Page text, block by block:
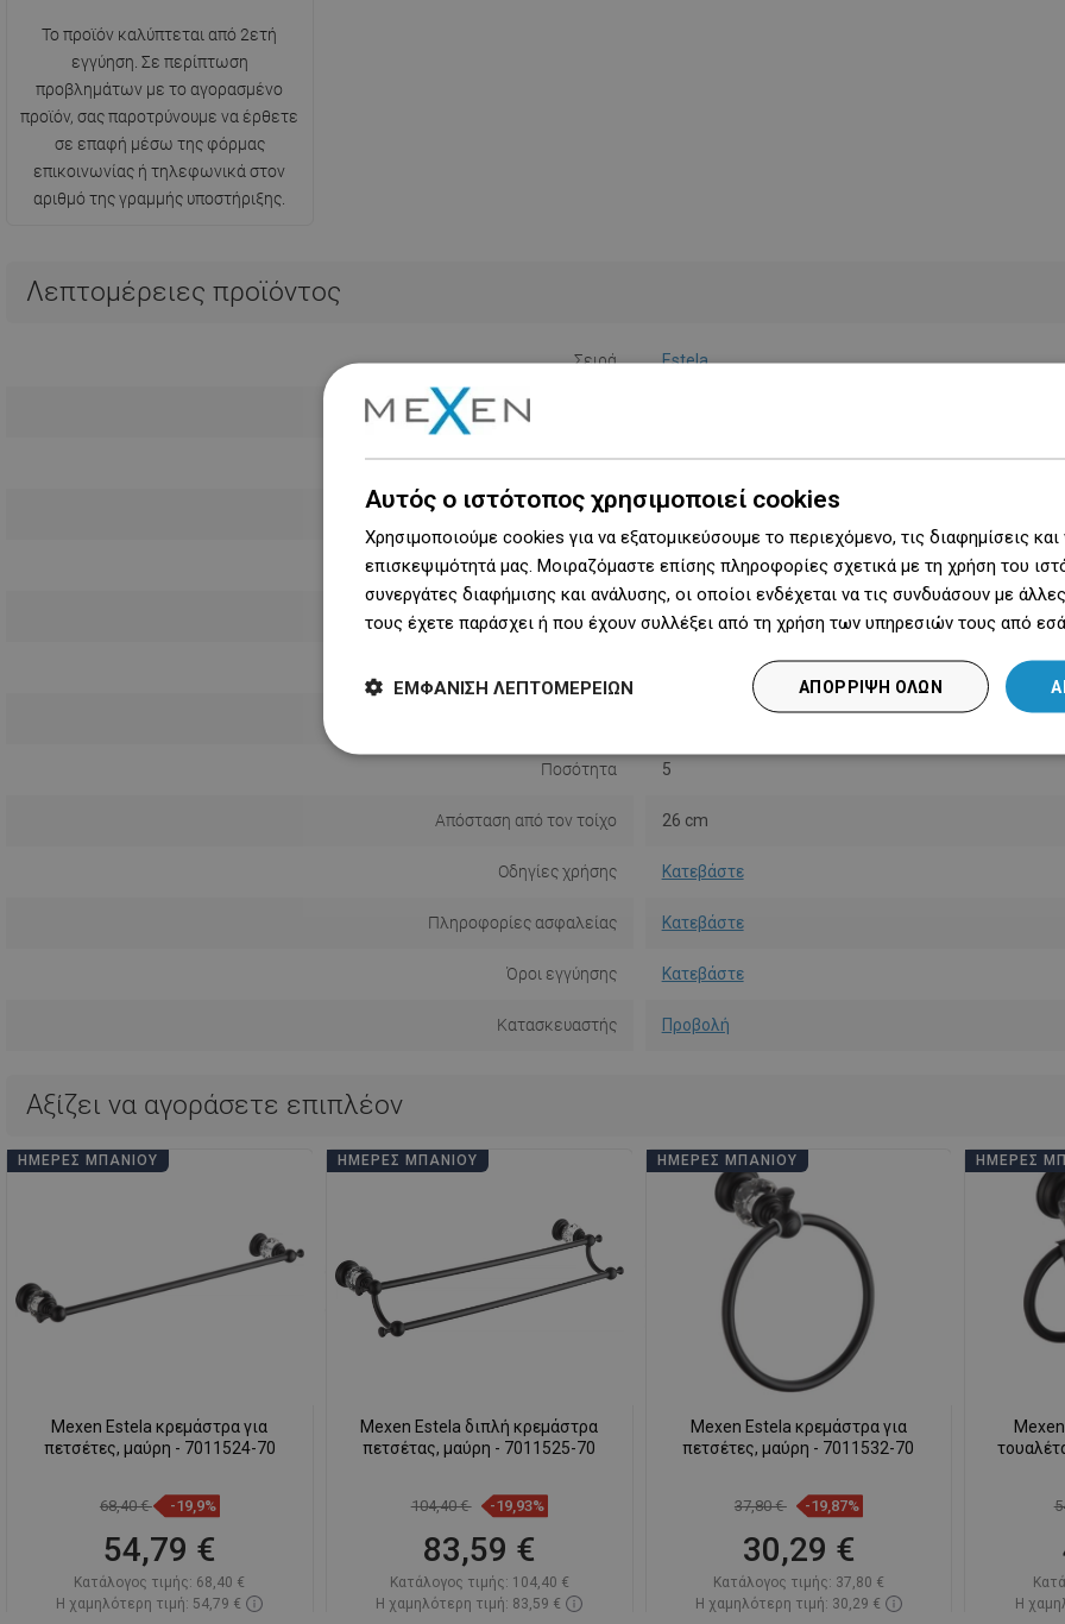
Το προϊόν καλύπτεται από 2ετή
εγγύηση. Σε περίπτωση
προβλημάτων με το αγορασμένο
προϊόν, σας παροτρύνουμε να έρθετε
σε επαφή μέσω της φόρμας
επικοινωνίας ή τηλεφωνικά στον
αριθμό της γραμμής υποστήριξης.
Λεπτομέρειες προϊόντος
Σειρά Estela
Ύψος 14 εκ.
Τύπος Ράφι
Χρώμα Μαύρο
Υλικό Μέταλλο
Ποσότητα 5
Απόσταση από τον τοίχο 26 cm
Οδηγίες χρήσης Κατεβάστε
Πληροφορίες ασφαλείας Κατεβάστε
Όροι εγγύησης Κατεβάστε
Κατασκευαστής Προβολή
Αξίζει να αγοράσετε επιπλέον
ΗΜΈΡΕΣ ΜΠΆΝΙΟΥ
Mexen Estela κρεμάστρα για
πετσέτες, μαύρη - 7011524-70
68,40 € -19,9%
54,79 €
Κατάλογος τιμής: 68,40 €
Η χαμηλότερη τιμή: 54,79 €
ΗΜΈΡΕΣ ΜΠΆΝΙΟΥ
Mexen Estela διπλή κρεμάστρα
πετσέτας, μαύρη - 7011525-70
104,40 € -19,93%
83,59 €
Κατάλογος τιμής: 104,40 €
Η χαμηλότερη τιμή: 83,59 €
ΗΜΈΡΕΣ ΜΠΆΝΙΟΥ
Mexen Estela κρεμάστρα για
πετσέτες, μαύρη - 7011532-70
37,80 € -19,87%
30,29 €
Κατάλογος τιμής: 37,80 €
Η χαμηλότερη τιμή: 30,29 €
ΗΜΈΡΕΣ
Η
Αυτός ο ιστότοπος χρησιμοποιεί cookies
Χρησιμοποιούμε cookies για να εξατομικεύσουμε το περιεχόμενο, τις διαφημίσεις
επισκεψιμότητά μας. Μοιραζόμαστε επίσης πληροφορίες σχετικά με τη χρήση του
συνεργάτες διαφήμισης και ανάλυσης, οι οποίοι ενδέχεται να τις συνδυάσουν με
τους έχετε παράσχει ή που έχουν συλλέξει από τη χρήση των υπηρεσιών τους από
ΑΠΌΡΡΙΨΗ ΌΛΩΝ
ΕΜΦΆΝΙΣΗ ΛΕΠΤΟΜΕΡΕΙΏΝ